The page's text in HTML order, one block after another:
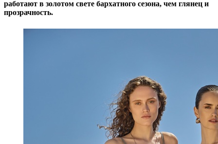
работают в золотом свете бархатного сезона, чем глянец и
прозрачность.